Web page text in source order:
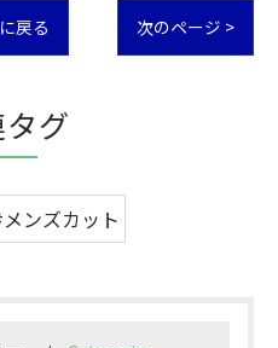
戻る 次のページ >
グ
ンズカット